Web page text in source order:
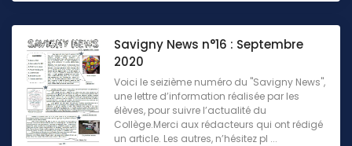
Savigny News n°16 : Septembre
2020
Voici le seizième numéro du "Savigny News",
une lettre d’information réalisée par les
élèves, pour suivre l’actualité du
Collège.Merci aux rédacteurs qui ont rédigé
un article. Les autres, n’hésitez pl ...